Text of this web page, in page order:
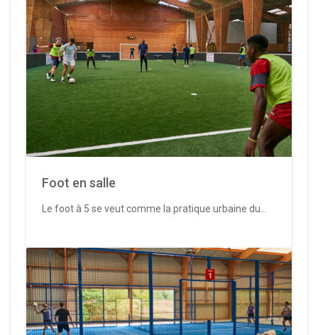
Foot en salle
Le foot à 5 se veut comme la pratique urbaine du...